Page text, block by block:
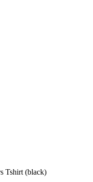
Tshirt (black)